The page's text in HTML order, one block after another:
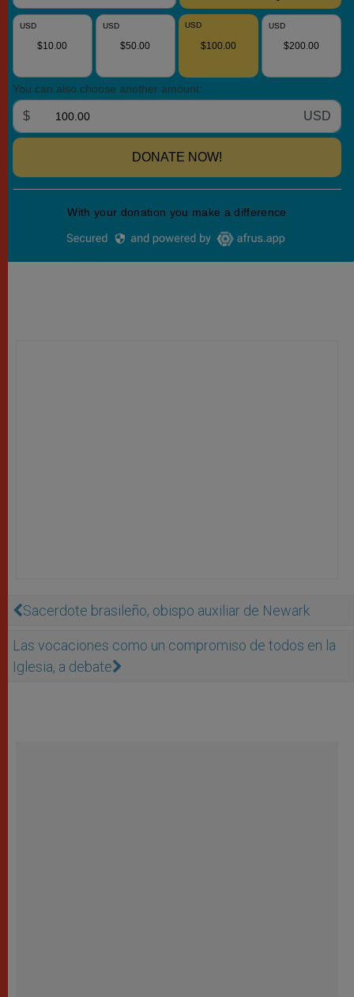
Sacerdote brasileño, obispo auxiliar de Newark
Las vocaciones como un compromiso de todos en la
Iglesia, a debate